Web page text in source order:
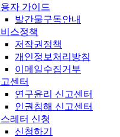
자 가이드
발간물구독안내
스정책
저작권정책
개인정보처리방침
이메일수집거부
센터
연구윤리 신고센터
인권침해 신고센터
레터 신청
신청하기